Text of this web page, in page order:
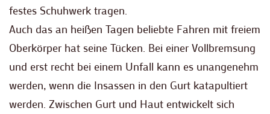
festes Schuhwerk tragen.
Auch das an heißen Tagen beliebte Fahren mit freiem
Oberkörper hat seine Tücken. Bei einer Vollbremsung
und erst recht bei einem Unfall kann es unangenehm
werden, wenn die Insassen in den Gurt katapultiert
werden. Zwischen Gurt und Haut entwickelt sich